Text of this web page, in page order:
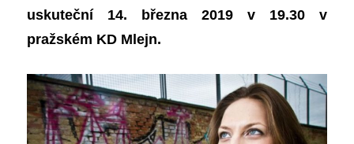
uskuteční 14. března 2019 v 19.30 v
pražském KD Mlejn.